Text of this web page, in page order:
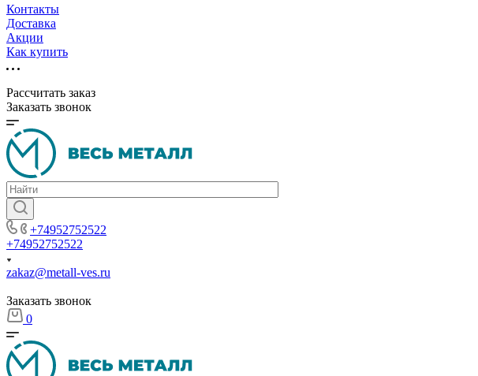
Контакты
Доставка
Акции
Как купить
Рассчитать заказ
Заказать звонок
+74952752522
+74952752522
zakaz@metall-ves.ru
Заказать звонок
0